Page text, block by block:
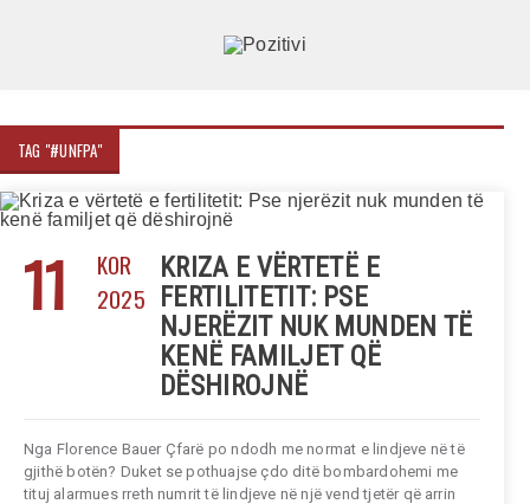
TAG "#UNFPA"
11
KOR
2025
KRIZA E VËRTETË E
FERTILITETIT: PSE
NJERËZIT NUK MUNDEN TË
KENË FAMILJET QË
DËSHIROJNË
Nga Florence Bauer Çfarë po ndodh me normat e lindjeve në të
gjithë botën? Duket se pothuajse çdo ditë bombardohemi me
tituj alarmues rreth numrit të lindjeve në një vend tjetër që arrin